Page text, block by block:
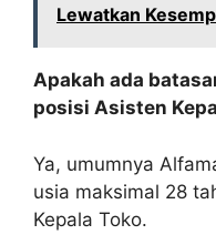
Lewatkan
Apakah ada
posisi Asisten
Ya, umumnya
usia maksimal 28
Kepala Toko.